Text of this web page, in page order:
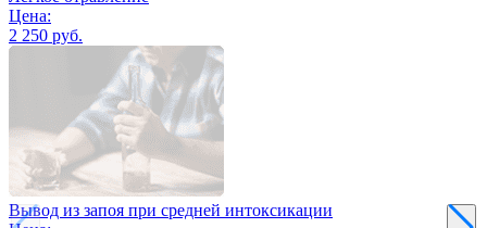
Цена:
2 250 руб.
Вывод из запоя при средней интоксикации